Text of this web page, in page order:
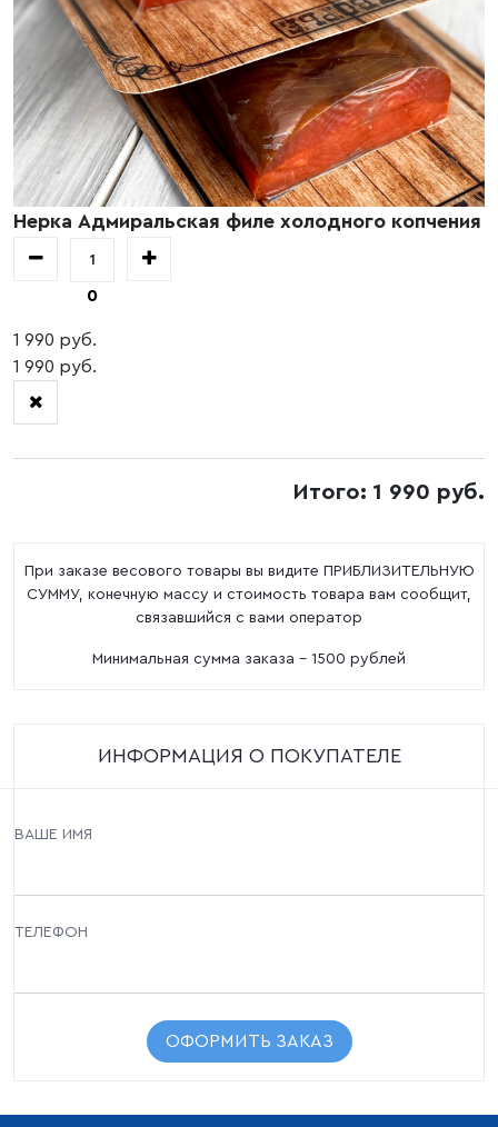
Нерка Адмиральская филе холодного копчения
0
1 990 руб.
1 990 руб.
Итого: 1 990 руб.
При заказе весового товары вы видите ПРИБЛИЗИТЕЛЬНУЮ
СУММУ, конечную массу и стоимость товара вам сообщит,
связавшийся с вами оператор
Минимальная сумма заказа - 1500 рублей
ИНФОРМАЦИЯ О ПОКУПАТЕЛЕ
ВАШЕ ИМЯ
ТЕЛЕФОН
ОФОРМИТЬ ЗАКАЗ